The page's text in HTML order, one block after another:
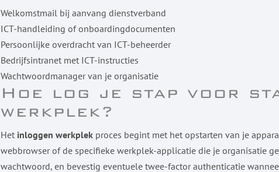
Welkomstmail bij aanvang dienstverband
ICT-handleiding of onboardingdocumenten
Persoonlijke overdracht van ICT-beheerder
Bedrijfsintranet met ICT-instructies
Wachtwoordmanager van je organisatie
Hoe log je stap voor
werkplek?
Het inloggen werkplek proces begint met het opstarten van je
webbrowser of de specifieke werkplek-applicatie die je organisatie
wachtwoord, en bevestig eventuele twee-factor authenticatie